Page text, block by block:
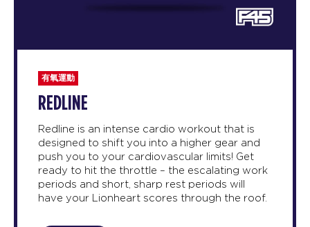
有氧運動
REDLINE
Redline is an intense cardio workout that is
designed to shift you into a higher gear and
push you to your cardiovascular limits! Get
ready to hit the throttle – the escalating work
periods and short, sharp rest periods will
have your Lionheart scores through the roof.